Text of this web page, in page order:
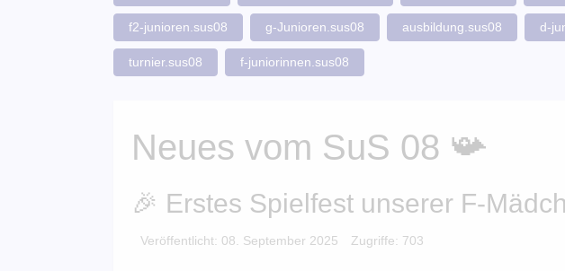
f2-junioren.sus08 g-Junioren.sus08 ausbildung.sus08 d-
turnier.sus08 f-juniorinnen.sus08
Neues vom SuS 08 📯
🎉 Erstes Spielfest unserer F-
Veröffentlicht: 08. September 2025 Zugriffe: 703